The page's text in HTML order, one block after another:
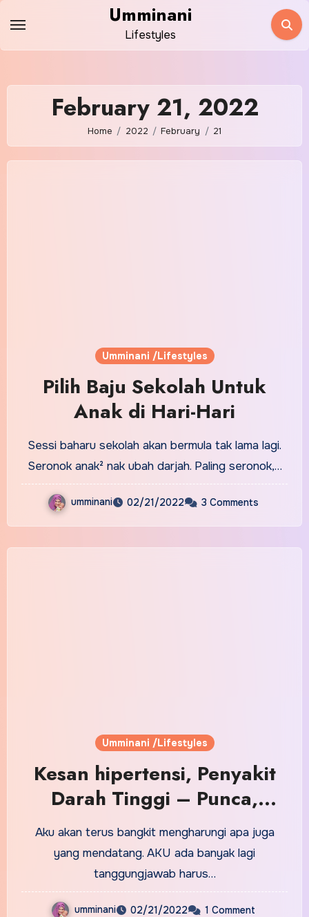
content
Umminani
Lifestyles
February 21, 2022
Home 2022 February 21
Umminani /Lifestyles
Pilih Baju Sekolah Untuk
Anak di Hari-Hari
Sessi baharu sekolah akan bermula tak lama lagi.
Seronok anak² nak ubah darjah. Paling seronok,…
umminani 02/21/2022 3 Comments
Umminani /Lifestyles
Kesan hipertensi, Penyakit
Darah Tinggi – Punca,
Kesan & Cara Merawat
Aku akan terus bangkit mengharungi apa juga
yang mendatang. AKU ada banyak lagi
tanggungjawab harus…
umminani 02/21/2022 1 Comment